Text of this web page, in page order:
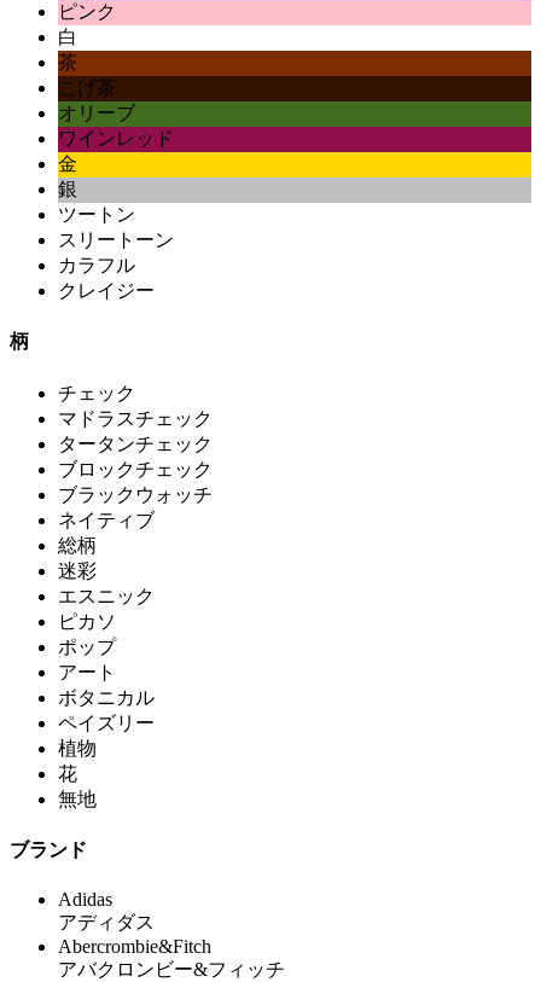
ピンク
白
茶
こげ茶
オリーブ
ワインレッド
金
銀
ツートン
スリートーン
カラフル
クレイジー
柄
チェック
マドラスチェック
タータンチェック
ブロックチェック
ブラックウォッチ
ネイティブ
総柄
迷彩
エスニック
ピカソ
ポップ
アート
ボタニカル
ペイズリー
植物
花
無地
ブランド
Adidas
アディダス
Abercrombie&Fitch
アバクロンビー&フィッチ